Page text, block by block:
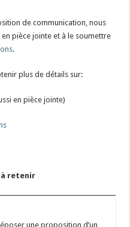
de communication, nous
pièce jointe et à le soumettre
.
plus de détails sur:
en pièce jointe)
une proposition d’un